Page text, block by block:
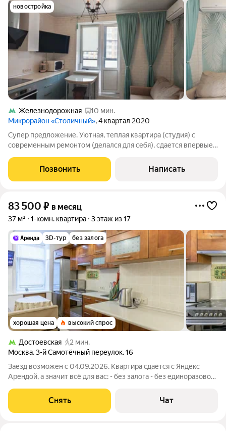
новостройка
Железнодорожная
10 мин.
Микрорайон «Столичный», 4 квартал 2020
Супер предложение. Уютная, теплая квартира (студия) с
современным ремонтом (делался для себя), сдается впервые.
проживания, мебель и встроенная бытовая техника (варочная
панель и духовой шкаф,
Позвонить Написать
83 500 ₽ в месяц
37 м² 1-комн. квартира 3 этаж из 17
3D-тур без залога
хорошая цена высокий спрос
Достоевская
2 мин.
Москва,3-й Самотёчный переулок,16
Заезд возможен с 04.09.2026. Квартира сдаётся с Яндекс
Арендой, а значит всё для вас: - без залога - без единоразовой
проживания. Мы можем показать вам квартиру онлайн это так
же детально, как
Снять Чат